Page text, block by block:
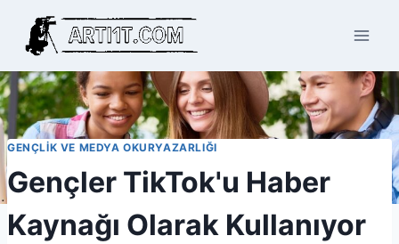
content
GENÇLIK VE MEDYA OKURYAZARLIĞI
Gençler TikTok'u Haber
Kaynağı Olarak Kullanıyor